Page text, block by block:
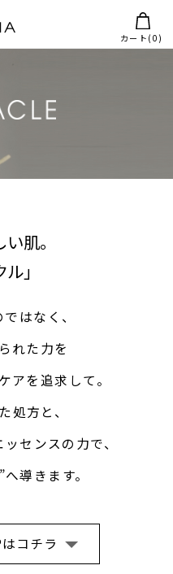
カート( )
肌。
」
はなく、
れた力を
アを追求して。
処方と、
センスの力で、
導きます。
コチラ